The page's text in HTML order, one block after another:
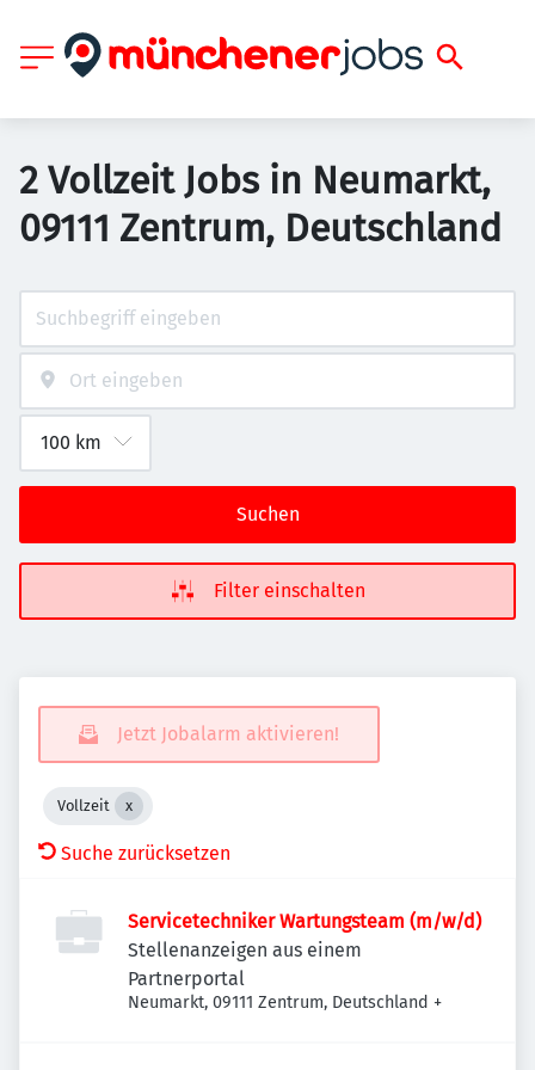
2 Vollzeit Jobs in Neumarkt,
09111 Zentrum, Deutschland
Suchen
Filter einschalten
Jetzt Jobalarm aktivieren!
Vollzeit
Suche zurücksetzen
Servicetechniker Wartungsteam (m/w/d)
Stellenanzeigen aus einem
Partnerportal
Neumarkt, 09111 Zentrum, Deutschland +